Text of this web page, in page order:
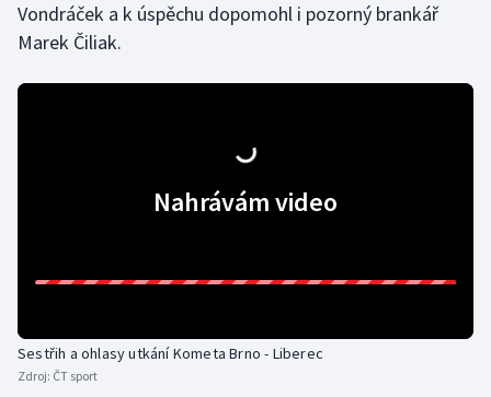
Vondráček a k úspěchu dopomohl i pozorný brankář
Marek Čiliak.
Nahrávám video
Sestřih a ohlasy utkání Kometa Brno - Liberec
Zdroj: ČT sport